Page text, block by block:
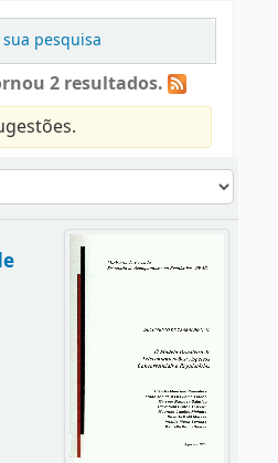
pesquisa
2 resultados.